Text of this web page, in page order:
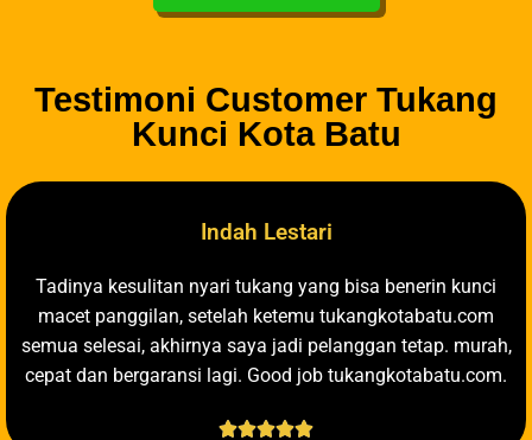
Testimoni Customer Tukang
Kunci Kota Batu
Indah Lestari
Tadinya kesulitan nyari tukang yang bisa benerin kunci
macet panggilan, setelah ketemu tukangkotabatu.com
semua selesai, akhirnya saya jadi pelanggan tetap. murah,
cepat dan bergaransi lagi. Good job tukangkotabatu.com.
